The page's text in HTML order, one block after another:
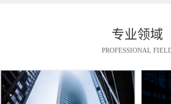
专业领域
PROFESSIONAL